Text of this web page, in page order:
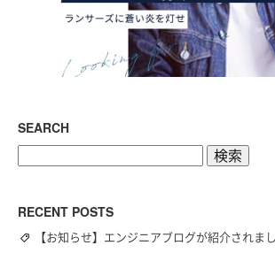
SEARCH
RECENT POSTS
【お知らせ】エンジニアブログが紹介されま